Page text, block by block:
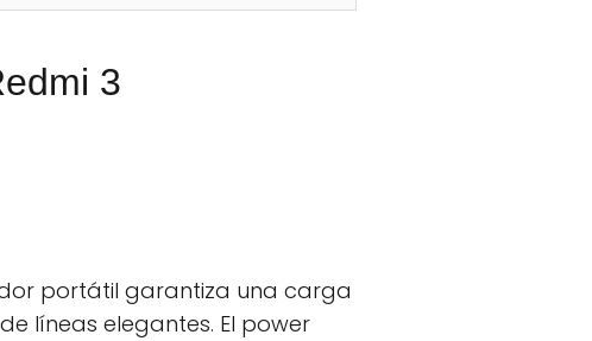
3
portátil garantiza una carga
líneas elegantes. El power